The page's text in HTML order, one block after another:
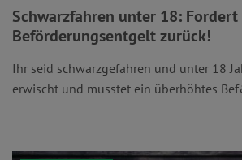
Schwarzfahren unter 18:
Beförderungsentgelt zurück!
Ihr seid schwarzgefahren und unter 18
erwischt und musstet ein überhöhtes